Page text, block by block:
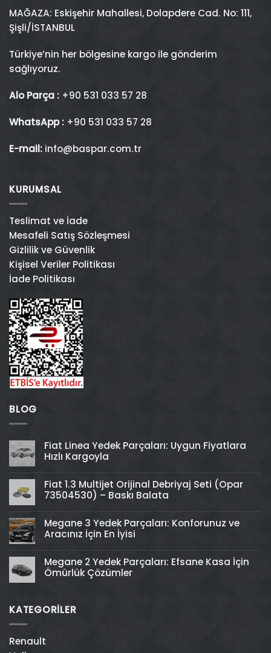
MAĞAZA: Eskişehir Mahallesi, Dolapdere Cad. No: 111,
Şişli/İSTANBUL
Türkiye’nin her bölgesine kargo ile gönderim
sağlıyoruz.
Alo Parça : +90 531 033 57 28
WhatsApp : +90 531 033 57 28
E-mail: info@baspar.com.tr
KURUMSAL
Teslimat ve İade
Mesafeli Satış Sözleşmesi
Gizlilik ve Güvenlik
Kişisel Veriler Politikası
İade Politikası
BLOG
Fiat Linea Yedek Parçaları: Uygun Fiyatlara
Hızlı Kargoyla
Fiat 1.3 Multijet Orijinal Debriyaj Seti (Opar
73504530) – Baskı Balata
Megane 3 Yedek Parçaları: Konforunuz ve
Aracınız İçin En İyisi
Megane 2 Yedek Parçaları: Efsane Kasa İçin
Ömürlük Çözümler
KATEGORİLER
Renault